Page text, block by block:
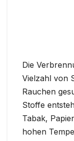
Die
Vielzahl von
Rauchen
Stoffe
Tabak,
hohen